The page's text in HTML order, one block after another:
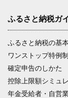
ふるさと納税ガ
ふるさと納税の基
ワンストップ特例
確定申告のしかた
控除上限額シミュ
年金受給者・自営